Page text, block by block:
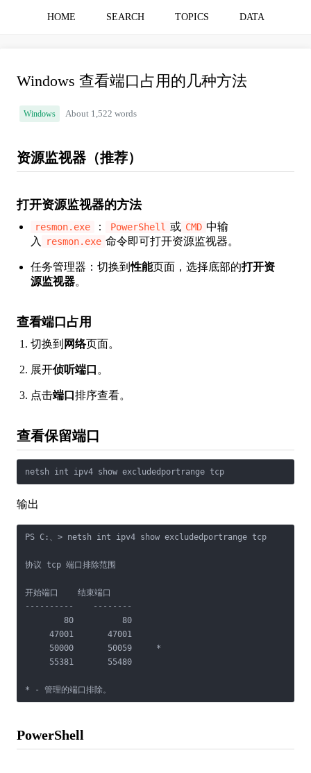
HOME SEARCH TOPICS DATA
Windows 查看端口占用的几种方法
Windows About 1,522 words
资源监视器（推荐）
打开资源监视器的方法
resmon.exe ： PowerShell 或 CMD 中输
入
resmon.exe 命令即可打开资源监视器。
任务管理器：切换到性能页面，选择底部的打开资
源监视器。
查看端口占用
切换到 网络页面。
展开侦听端口 。
点击端口 排序查看。
查看保留端口
netsh int ipv4 show excludedportrange tcp
输出
PS C:、> netsh int ipv4 show excludedportrange tcp
协议 tcp 端口排除范围
开始端口    结束端口
----------    --------
        80          80
     47001       47001
     50000       50059     *
     55381       55480
* - 管理的端口排除。
PowerShell